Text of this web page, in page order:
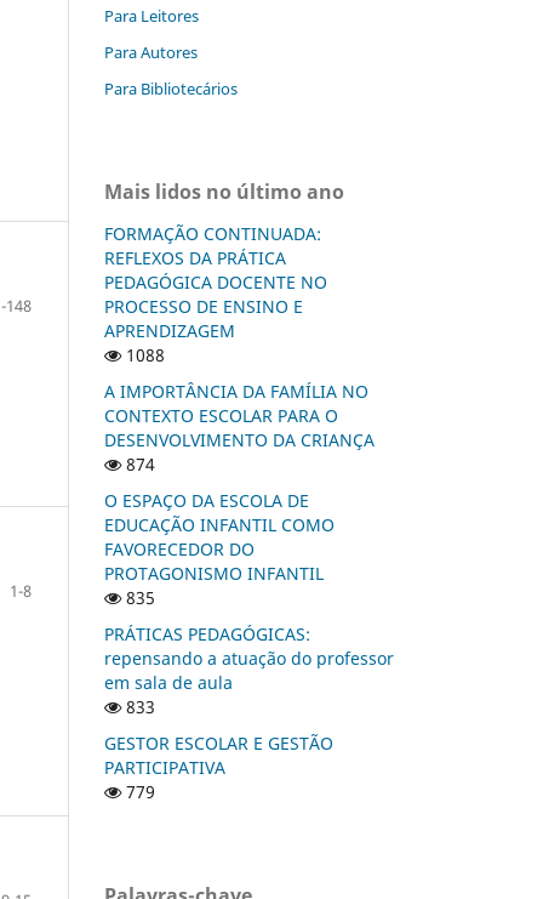
148
1-8
Para Leitores
Para Autores
Para Bibliotecários
Mais lidos no último ano
FORMAÇÃO CONTINUADA:
REFLEXOS DA PRÁTICA
PEDAGÓGICA DOCENTE NO
PROCESSO DE ENSINO E
APRENDIZAGEM
1088
A IMPORTÂNCIA DA FAMÍLIA NO
CONTEXTO ESCOLAR PARA O
DESENVOLVIMENTO DA CRIANÇA
874
O ESPAÇO DA ESCOLA DE
EDUCAÇÃO INFANTIL COMO
FAVORECEDOR DO
PROTAGONISMO INFANTIL
835
PRÁTICAS PEDAGÓGICAS:
repensando a atuação do professor
em sala de aula
833
GESTOR ESCOLAR E GESTÃO
PARTICIPATIVA
779